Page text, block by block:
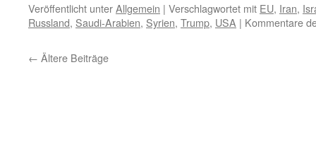
Veröffentlicht unterAllgemein | Verschlagwortet mit EU, Iran,
Russland, Saudi-Arabien, Syrien, Trump, USA | Kommentare
← Ältere Beiträge